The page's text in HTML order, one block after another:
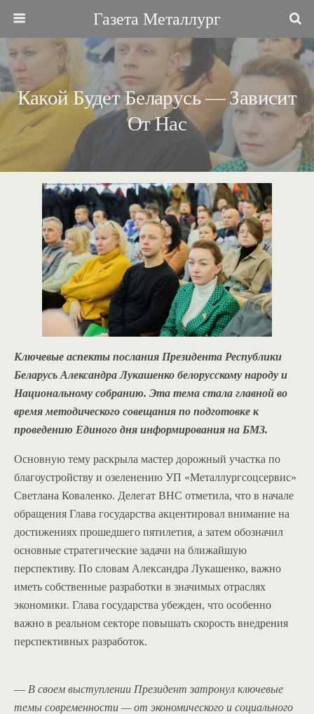
Газета Металлург
Какой Будет Беларусь — Зависит
От Нас
Ключевые аспекты послания Президента Республики
Беларусь Александра Лукашенко белорусскому народу и
Национальному собранию. Эта тема стала главной во
время методического совещания по подготовке к
проведению Единого дня информирования на БМЗ.
Основную тему раскрыла мастер дорожный участка по
благоустройству и озеленению УП «Металлургсоцсервис»
Светлана Коваленко. Делегат ВНС отметила, что в начале
обращения Глава государства акцентировал внимание на
достижениях прошедшего пятилетия, а затем обозначил
основные стратегические задачи на ближайшую
перспективу. По словам Александра Лукашенко, важно
иметь собственные разработки в значимых отраслях
экономики. Глава государства убежден, что особенно
важно в реальном секторе повышать скорость внедрения
перспективных разработок.
— В своем выступлении Президент затронул ключевые
темы современности — от экономического и социального